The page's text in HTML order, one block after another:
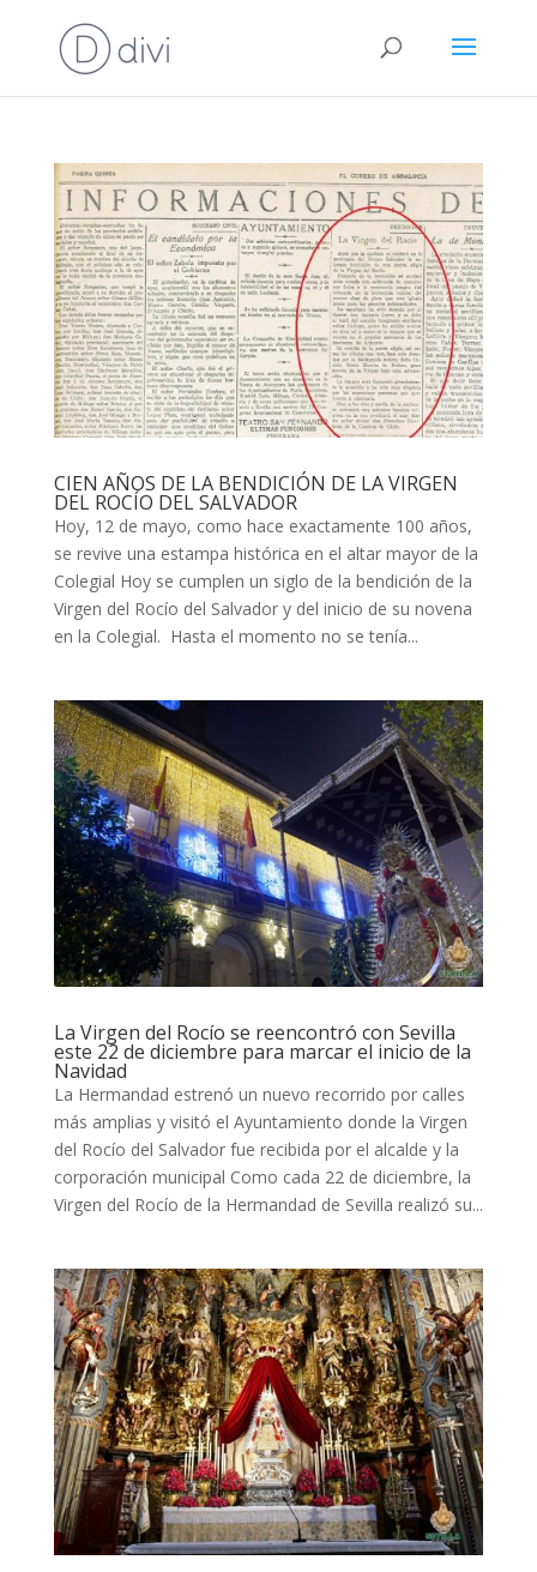
CIEN AÑOS DE LA BENDICIÓN DE LA VIRGEN
DEL ROCÍO DEL SALVADOR
Hoy, 12 de mayo, como hace exactamente 100 años,
se revive una estampa histórica en el altar mayor de la
Colegial Hoy se cumplen un siglo de la bendición de la
Virgen del Rocío del Salvador y del inicio de su novena
en la Colegial. Hasta el momento no se tenía...
La Virgen del Rocío se reencontró con Sevilla
este 22 de diciembre para marcar el inicio de la
Navidad
La Hermandad estrenó un nuevo recorrido por calles
más amplias y visitó el Ayuntamiento donde la Virgen
del Rocío del Salvador fue recibida por el alcalde y la
corporación municipal Como cada 22 de diciembre, la
Virgen del Rocío de la Hermandad de Sevilla realizó su...